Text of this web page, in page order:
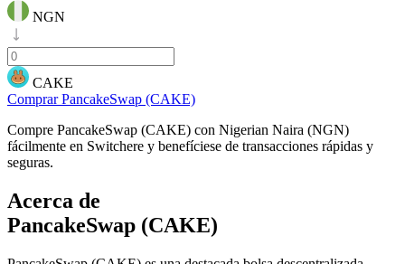
NGN
CAKE
Comprar PancakeSwap (CAKE)
Compre PancakeSwap (CAKE) con Nigerian Naira (NGN)
fácilmente en Switchere y benefíciese de transacciones rápidas y
seguras.
Acerca de
PancakeSwap (CAKE)